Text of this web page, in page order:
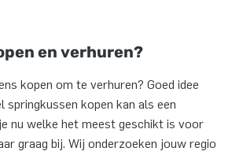
en verhuren?
kopen om te verhuren? Goed idee
kopen kan als een
nu welke het meest geschikt is voor
graag bij. Wij onderzoeken jouw regio